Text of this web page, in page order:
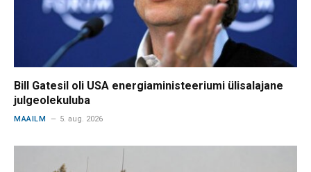
Bill Gatesil oli USA energiaministeeriumi ülisalajane
julgeolekuluba
MAAILM 5. aug. 2026